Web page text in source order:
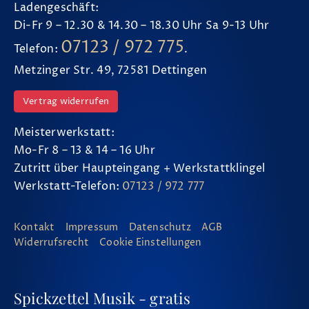
Ladengeschäft:
Di-Fr 9 – 12.30 & 14.30 – 18.30 Uhr Sa 9-13 Uhr
Telefon: 07123 / 972 775.
Metzinger Str. 49, 72581 Dettingen
Vertrag widerrufen
Meisterwerkstatt:
Mo-Fr 8 – 13 & 14 – 16 Uhr
Zutritt über Haupteingang + Werkstattklingel
Werkstatt-Telefon: 07123 / 972 777
Kontakt Impressum Datenschutz
AGB
Widerrufsrecht
Cookie Einstellungen
Spickzettel Musik - gratis